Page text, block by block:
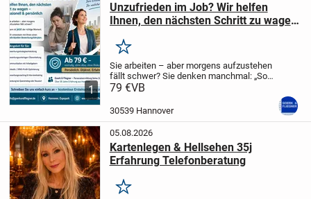
1
Unzufrieden im Job? Wir helfen
Ihnen, den nächsten Schritt zu wagen
Merken
Sie arbeiten – aber morgens aufzustehen
fällt schwer? Sie denken manchmal: „So
kann es nicht weitergehen"?
schicken Unterlagen ins Blaue – ohne...
79 €VB
30539 Hannover
05.08.2026
Kartenlegen & Hellsehen 35j
Erfahrung Telefonberatung
Merken